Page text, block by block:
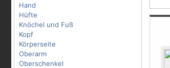
Hand
Hüfte
Knöchel und Fuß
Kopf
Körperseite
Oberarm
Oberschenkel